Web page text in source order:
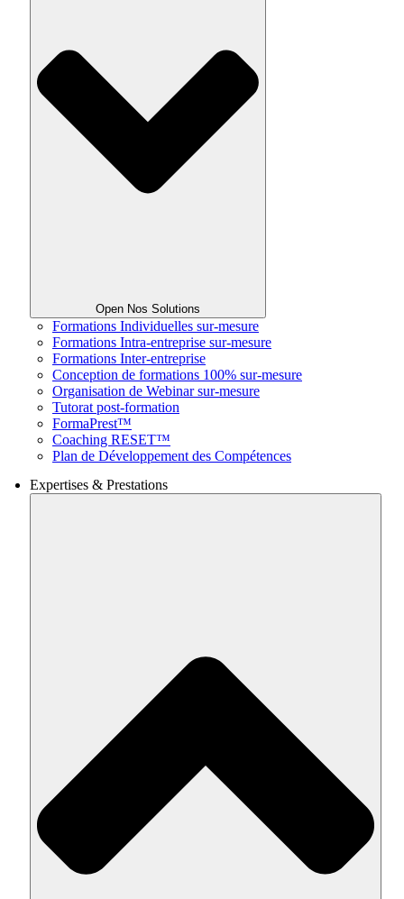
Open Nos Solutions
Formations Individuelles sur-mesure
Formations Intra-entreprise sur-mesure
Formations Inter-entreprise
Conception de formations 100% sur-mesure
Organisation de Webinar sur-mesure
Tutorat post-formation
FormaPrest™
Coaching RESET™
Plan de Développement des Compétences
Expertises & Prestations